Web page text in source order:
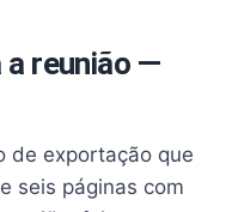
a reunião —
de exportação que
seis páginas com